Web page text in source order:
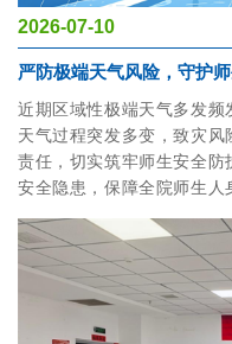
2026-07-10
严防极端天气风险，守护
近期区域性极端天气多发
天气过程突发多变，致灾
责任，切实筑牢师生安全防
安全隐患，保障全院师生人